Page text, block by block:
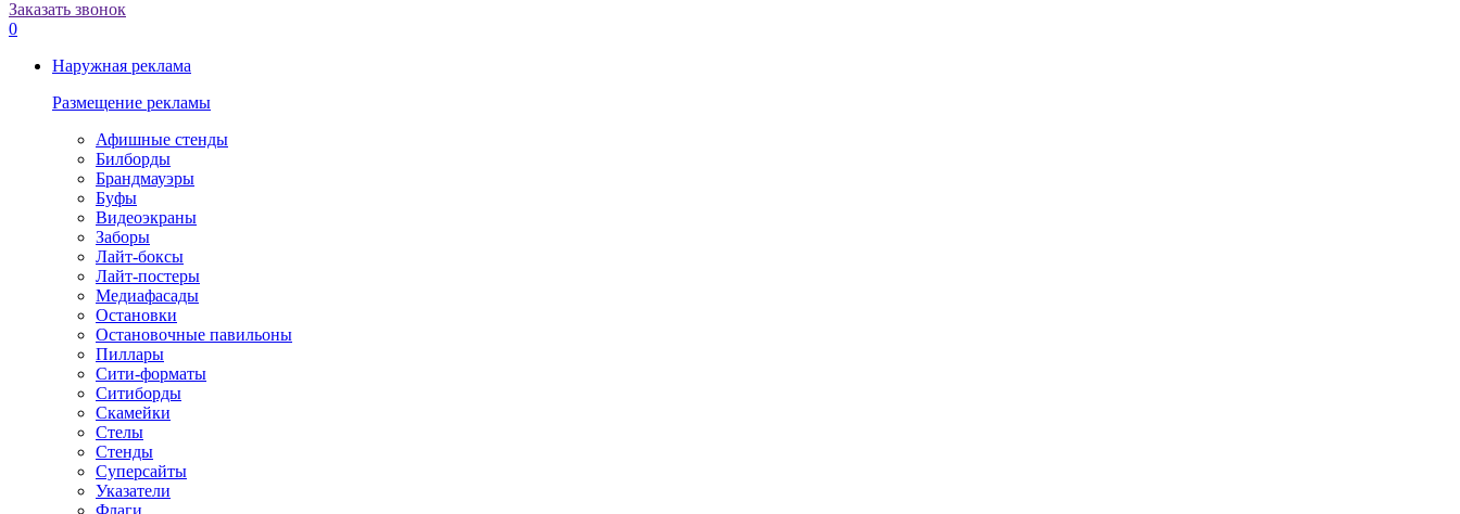
Заказать звонок
0
Наружная реклама
Размещение рекламы
Афишные стенды
Билборды
Брандмауэры
Буфы
Видеоэкраны
Заборы
Лайт-боксы
Лайт-постеры
Медиафасады
Остановки
Остановочные павильоны
Пиллары
Сити-форматы
Ситиборды
Скамейки
Стелы
Стенды
Суперсайты
Указатели
Флаги